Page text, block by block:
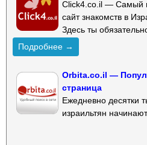
Click4.co.il — Самый
сайт знакомств в
Здесь ты
Подробнее →
Orbita.co.il —
страница
Ежедневно десятки
израильтян